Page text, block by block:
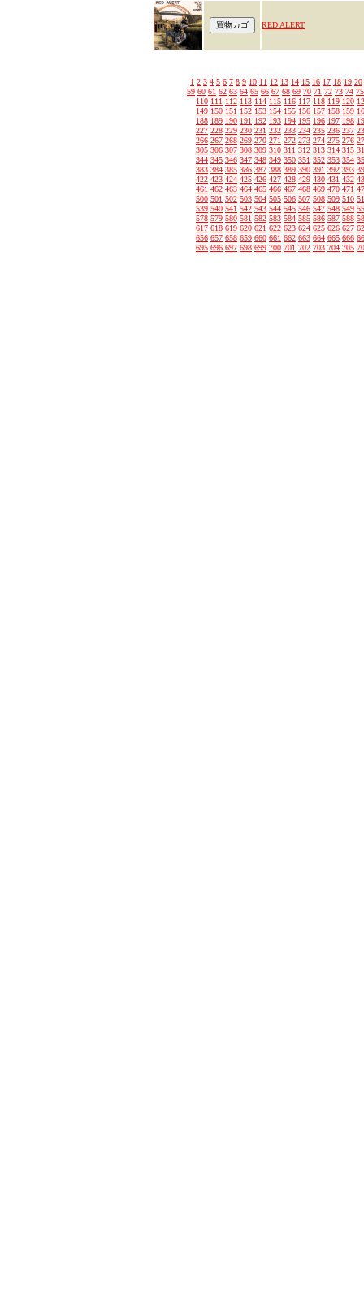
RED ALERT
1 2 3 4 5 6 7 8 9 10 11 12 13 14 15 16 17 18 19 20
59 60 61 62 63 64 65 66 67 68 69 70 71 72 73 74 75
110 111 112 113 114 115 116 117 118 119 120
149 150 151 152 153 154 155 156 157 158 159
188 189 190 191 192 193 194 195 196 197 198
227 228 229 230 231 232 233 234 235 236 237
266 267 268 269 270 271 272 273 274 275 276
305 306 307 308 309 310 311 312 313 314 315
344 345 346 347 348 349 350 351 352 353 354
383 384 385 386 387 388 389 390 391 392 393
422 423 424 425 426 427 428 429 430 431 432
461 462 463 464 465 466 467 468 469 470 471
500 501 502 503 504 505 506 507 508 509 510
539 540 541 542 543 544 545 546 547 548 549
578 579 580 581 582 583 584 585 586 587 588
617 618 619 620 621 622 623 624 625 626 627
656 657 658 659 660 661 662 663 664 665 666
695 696 697 698 699 700 701 702 703 704 705